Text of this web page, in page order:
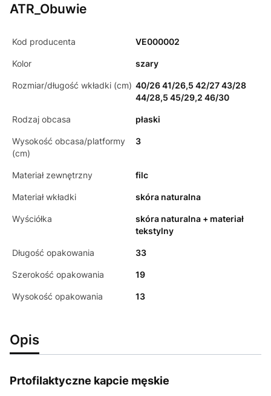
ATR_Obuwie
Kod producenta VE000002
Kolor szary
Rozmiar/długość wkładki (cm) 40/26 41/26,5 42/27 43/28
44/28,5 45/29,2 46/30
Rodzaj obcasa płaski
Wysokość obcasa/platformy
(cm)
3
Materiał zewnętrzny filc
Materiał wkładki skóra naturalna
Wyściółka
skóra naturalna + materiał
tekstylny
Długość opakowania 33
Szerokość opakowania 19
Wysokość opakowania 13
Opis
Prtofilaktyczne kapcie męskie